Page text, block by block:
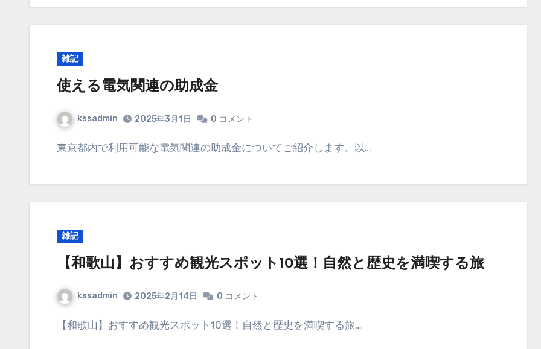
雑記
使える電気関連の助成金
kssadmin 2025年3月1日 0 コメント
東京都内で利用可能な電気関連の助成金についてご紹介します。以…
雑記
【和歌山】おすすめ観光スポット10選！自然と歴史を満喫する旅
kssadmin 2025年2月14日 0 コメント
【和歌山】おすすめ観光スポット10選！自然と歴史を満喫する旅…